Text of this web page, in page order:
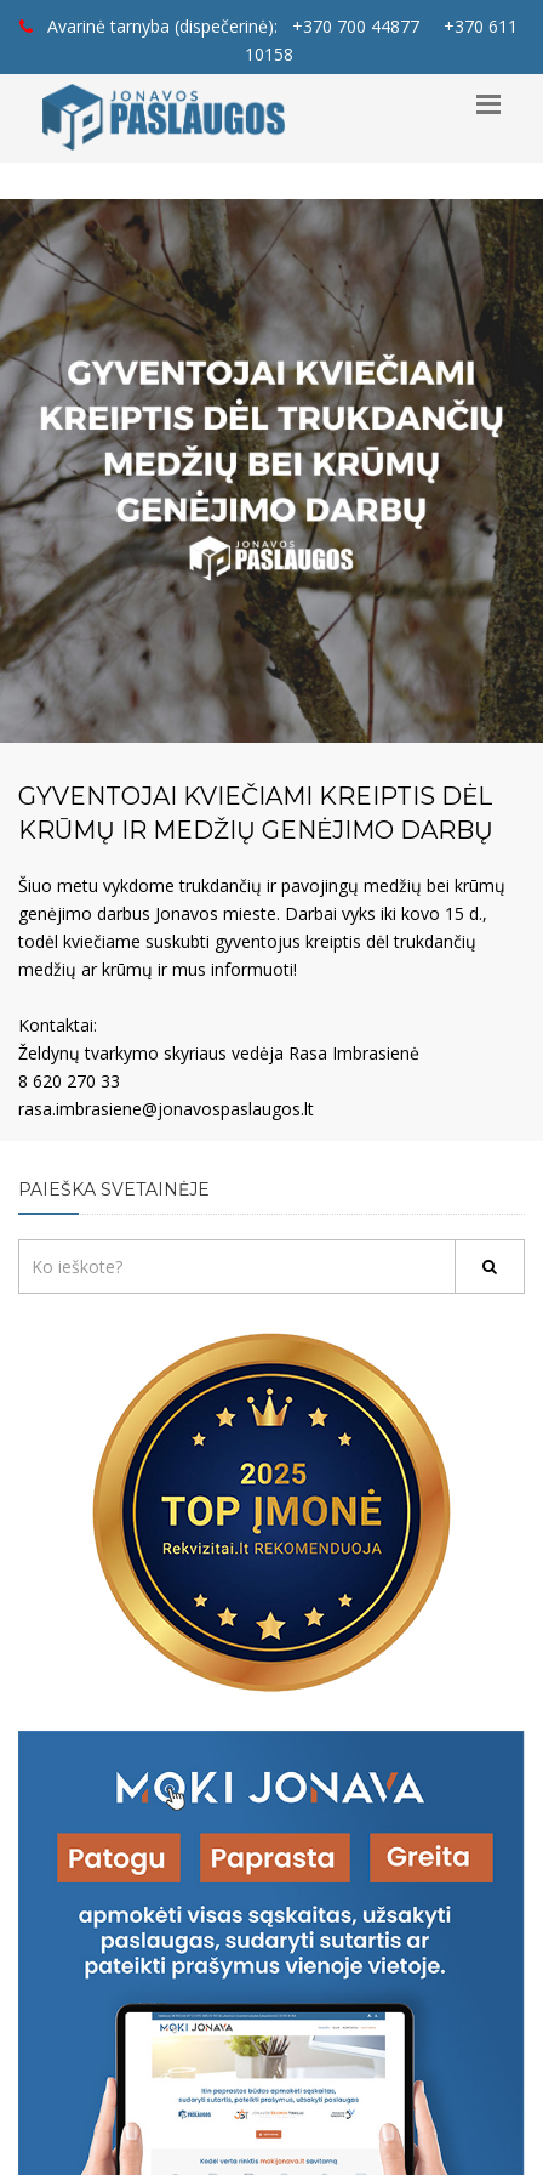
Avarinė tarnyba (dispečerinė): +370 700 44877
+370 611
10158
GYVENTOJAI KVIEČIAMI KREIPTIS DĖL
KRŪMŲ IR MEDŽIŲ GENĖJIMO DARBŲ
Šiuo metu vykdome trukdančių ir pavojingų medžių bei krūmų
genėjimo darbus Jonavos mieste. Darbai vyks iki kovo 15 d.,
todėl kviečiame suskubti gyventojus kreiptis dėl trukdančių
medžių ar krūmų ir mus informuoti!
Kontaktai:
Želdynų tvarkymo skyriaus vedėja Rasa Imbrasienė
8 620 270 33
rasa.imbrasiene@jonavospaslaugos.lt
PAIEŠKA SVETAINĖJE